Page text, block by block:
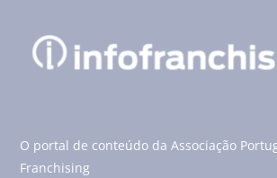
O portal de conteúdo da Associação
Franchising